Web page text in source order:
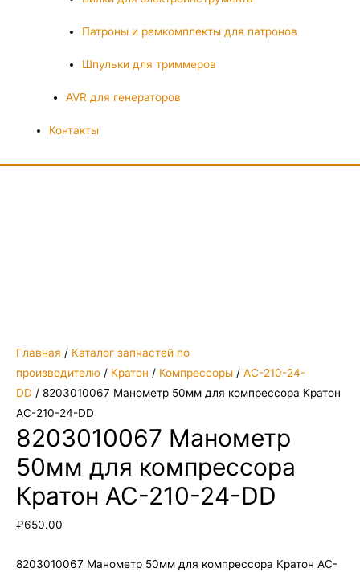
Патроны и ремкомплекты для патронов
Шпульки для триммеров
AVR для генераторов
Контакты
Главная / Каталог запчастей по
производителю / Кратон / Компрессоры / AC-210-24-
DD / 8203010067 Манометр 50мм для компрессора Кратон
AC-210-24-DD
8203010067 Манометр
50мм для компрессора
Кратон AC-210-24-DD
₽650.00
8203010067 Манометр 50мм для компрессора Кратон AC-